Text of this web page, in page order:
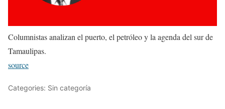
Columnistas analizan el puerto, el petróleo y la agenda del sur de
Tamaulipas.
source
Categories: Sin categoría